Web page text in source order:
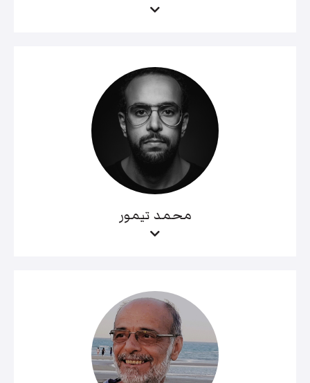
محمد تيمور